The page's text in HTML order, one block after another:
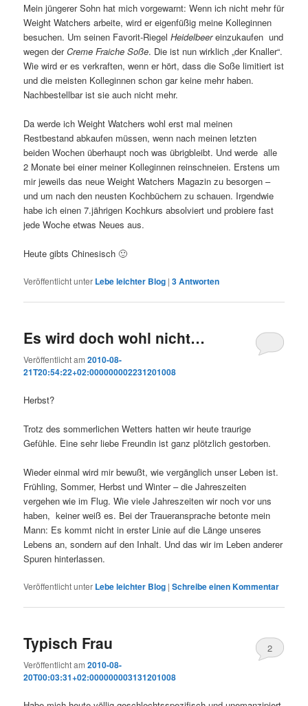
Mein jüngerer Sohn hat mich vorgewarnt: Wenn ich nicht mehr für
Weight Watchers arbeite, wird er eigenfüßig meine Kolleginnen
besuchen. Um seinen Favorit-RiegelHeidelbeereinzukaufen und
wegen derCreme Fraiche Soße. Die ist nun wirklich „der Knaller“.
Wie wird er es verkraften, wenn er hört, dass die Soße limitiert ist
und die meisten Kolleginnen schon gar keine mehr haben.
Nachbestellbar ist sie auch nicht mehr.
Da werde ich Weight Watchers wohl erst mal meinen
Restbestand abkaufen müssen, wenn nach meinen letzten
beiden Wochen überhaupt noch was übrigbleibt. Und werde alle
2 Monate bei einer meiner Kolleginnen reinschneien. Erstens um
mir jeweils das neue Weight Watchers Magazin zu besorgen –
und um nach den neusten Kochbüchern zu schauen. Irgendwie
habe ich einen 7.jährigen Kochkurs absolviert und probiere fast
jede Woche etwas Neues aus.
Heute gibts Chinesisch 🙂
Veröffentlicht unter Lebe leichter Blog |3Antworten
Es wird doch wohl nicht…
Veröffentlicht am2010-08-
21T20:54:22+02:000000002231201008
Herbst?
Trotz des sommerlichen Wetters hatten wir heute traurige
Gefühle. Eine sehr liebe Freundin ist ganz plötzlich gestorben.
Wieder einmal wird mir bewußt, wie vergänglich unser Leben ist.
Frühling, Sommer, Herbst und Winter – die Jahreszeiten
vergehen wie im Flug. Wie viele Jahreszeiten wir noch vor uns
haben, keiner weiß es. Bei der Traueransprache betonte mein
Mann: Es kommt nicht in erster Linie auf die Länge unseres
Lebens an, sondern auf den Inhalt. Und das wir im Leben anderer
Spuren hinterlassen.
Veröffentlicht unter Lebe leichter Blog |Schreibe einen Kommentar
Typisch Frau
Veröffentlicht am2010-08-
20T00:03:31+02:000000003131201008
2